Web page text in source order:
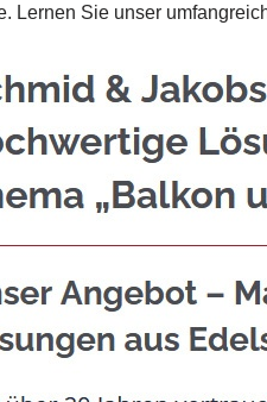
Lernen Sie unser